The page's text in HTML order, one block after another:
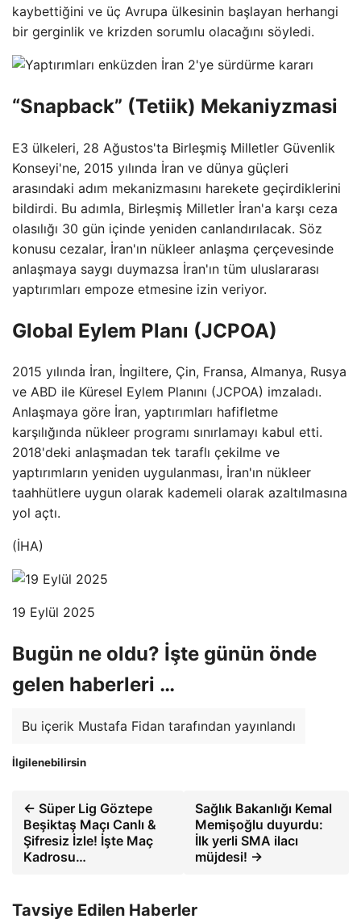
kaybettiğini ve üç Avrupa ülkesinin başlayan herhangi
bir gerginlik ve krizden sorumlu olacağını söyledi.
“Snapback” (Tetiik) Mekaniyzmasi
E3 ülkeleri, 28 Ağustos'ta Birleşmiş Milletler Güvenlik
Konseyi'ne, 2015 yılında İran ve dünya güçleri
arasındaki adım mekanizmasını harekete geçirdiklerini
bildirdi. Bu adımla, Birleşmiş Milletler İran'a karşı ceza
olasılığı 30 gün içinde yeniden canlandırılacak. Söz
konusu cezalar, İran'ın nükleer anlaşma çerçevesinde
anlaşmaya saygı duymazsa İran'ın tüm uluslararası
yaptırımları empoze etmesine izin veriyor.
Global Eylem Planı (JCPOA)
2015 yılında İran, İngiltere, Çin, Fransa, Almanya, Rusya
ve ABD ile Küresel Eylem Planını (JCPOA) imzaladı.
Anlaşmaya göre İran, yaptırımları hafifletme
karşılığında nükleer programı sınırlamayı kabul etti.
2018'deki anlaşmadan tek taraflı çekilme ve
yaptırımların yeniden uygulanması, İran'ın nükleer
taahhütlere uygun olarak kademeli olarak azaltılmasına
yol açtı.
(İHA)
19 Eylül 2025
Bugün ne oldu? İşte günün önde
gelen haberleri …
Bu içerik Mustafa Fidan tarafından yayınlandı
İlgilenebilirsin
← Süper Lig Göztepe
Beşiktaş Maçı Canlı &
Şifresiz İzle! İşte Maç
Kadrosu…
Sağlık Bakanlığı Kemal
Memişoğlu duyurdu:
İlk yerli SMA ilacı
müjdesi! →
Tavsiye Edilen Haberler